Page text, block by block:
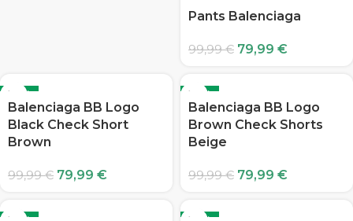
Pants Balenciaga
99,99€ 79,99 €
-20%
Balenciaga BB Logo
Black Check Short
Brown
99,99€ 79,99 €
-20%
Balenciaga BB Logo
Brown Check Shorts
Beige
99,99€ 79,99 €